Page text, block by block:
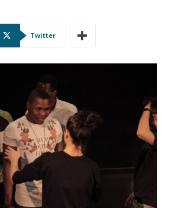
Twitter